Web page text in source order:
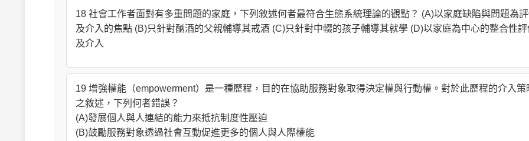
18 社會工作者面對有多重問題的家庭，下列敘述何者最符合生態系統理論的觀點？ (A)以家庭缺陷與問題為
及介入的焦點 (B)只針對酗酒的父親輔導其戒酒 (C)只針對中輟的孩子輔導其就學 (D)以家庭為中心的整合性評
及介入
19 增強權能（empowerment）是一種歷程，目的在協助服務對象取得決定權與行動權。對於此歷程的介入策
之敘述，下列何者錯誤？
(A)發展個人與人連結的能力來抵抗制度性壓迫
(B)鼓勵服務對象透過社會互動促進更多的個人與人際權能